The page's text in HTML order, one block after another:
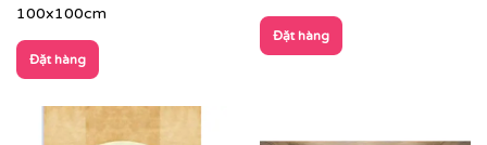
100x100cm
Đặt hàng
Đặt hàng